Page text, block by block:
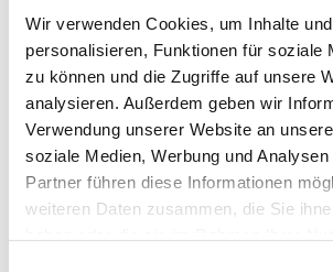
Wir verwenden Cookies, um Inhalte
personalisieren, Funktionen für soziale
zu können und die Zugriffe auf unsere
analysieren. Außerdem geben wir
Verwendung unserer Website an
soziale Medien, Werbung und
Partner führen diese Informationen
weiteren Daten zusammen, die Sie